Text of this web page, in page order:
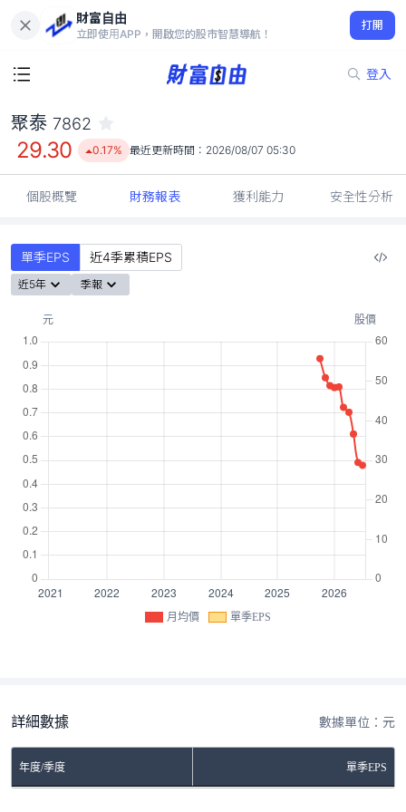
財富自由
立即使用APP，開啟您的股市智慧導航！
打開
登入
29.30
0.17%
聚泰 7862
29.30 0.17% 最近更新時間： 2026/08/07 05:30
個股概覽 財務報表 獲利能力 安全性分析
單季EPS 近4季累積EPS
近5年 季報
月均價 單季EPS
詳細數據 數據單位：元
年度/季度 單季EPS